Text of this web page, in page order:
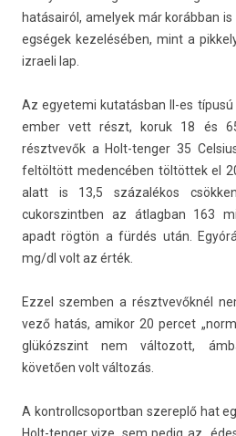
hatásairól, amelyek már korábban
eg­ségek kezelésében, mint a
iz­raeli lap.
Az egyetemi kutatásban II-es
ember vett részt, koruk 18 és
résztvevők a Holt-tenger 35
feltöltött meden­céb­en töltöttek el
alatt is 13,5 százalékos
cukorszintb­en az átlag­ban 163
apadt rögtön a fürdés után.
mg/dl volt az érték.
Ezzel szemb­en a résztvevők­nél
vező hatás, amikor 20 per­cet
glükózszint nem vál­tozott,
követően volt változás.
A kontrollcsoportban szereplő hat